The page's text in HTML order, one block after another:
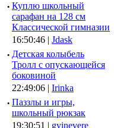
· Куплю школьный
сарафан на 128 см
Классической гимназии
16:50:46 | Jdask
· Детская колыбель
Тролл с опускающейся
боковиной
22:49:06 | Irinka
· Паззлы и игры,
школьный рюкзак
19:30:51 | gvinevere